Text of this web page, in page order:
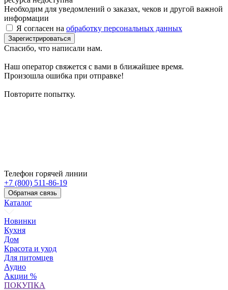
Необходим для уведомлений о заказах, чеков и другой важной
информации
Я согласен на обработку персональных данных
Зарегистрироваться
Спасибо, что написали нам.
Наш оператор свяжется с вами в ближайшее время.
Произошла ошибка при отправке!
Повторите попытку.
Телефон горячей линии
+7 (800) 511-86-19
Обратная связь
Каталог
Новинки
Кухня
Дом
Красота и уход
Для питомцев
Аудио
Акции %
ПОКУПКА